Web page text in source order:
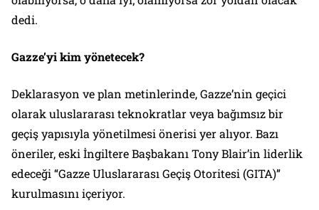
dedi.
Gazze’yi kim yönetecek?
Deklarasyon ve plan metinlerinde, Gazze’nin geçici
olarak uluslararası teknokratlar veya bağımsız bir
geçiş yapısıyla yönetilmesi önerisi yer alıyor. Bazı
öneriler, eski İngiltere Başbakanı Tony Blair’in liderlik
edeceği “Gazze Uluslararası Geçiş Otoritesi (GITA)”
kurulmasını içeriyor.